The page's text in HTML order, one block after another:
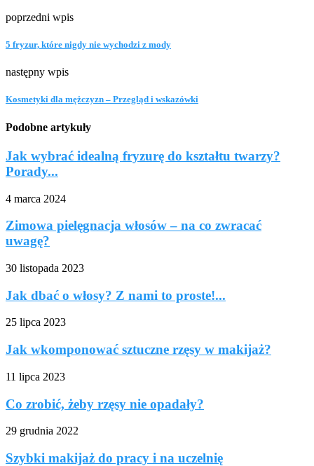
poprzedni wpis
5 fryzur, które nigdy nie wychodzi z mody
następny wpis
Kosmetyki dla mężczyzn – Przegląd i wskazówki
Podobne artykuły
Jak wybrać idealną fryzurę do kształtu twarzy?
Porady...
4 marca 2024
Zimowa pielęgnacja włosów – na co zwracać
uwagę?
30 listopada 2023
Jak dbać o włosy? Z nami to proste!...
25 lipca 2023
Jak wkomponować sztuczne rzęsy w makijaż?
11 lipca 2023
Co zrobić, żeby rzęsy nie opadały?
29 grudnia 2022
Szybki makijaż do pracy i na uczelnię